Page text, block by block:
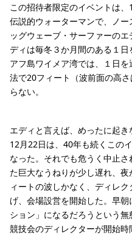
この招待者限定のイベントは
伝説的ウォーターマンで、ノ
ッグウェーブ・サーファーの
ディは毎冬３か月間のある１
アフ島ワイメア湾では、１日
法で20フィート（波前面の高
らない。
エディと言えば、めったに起
12月22日は、40年も続くこの
なった。それでも危うく中止
た巨大なうねりが少し遅れ、
ィートの波しかなく、ディレ
げ、会場設営を開始した。早
ション」になるだろうという
競技会のディレクターが開始